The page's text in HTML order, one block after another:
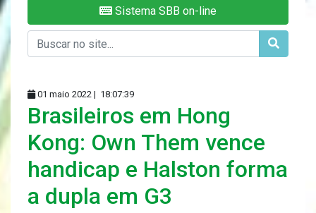
Sistema SBB on-line
01 maio 2022 | 18:07:39
Brasileiros em Hong
Kong: Own Them vence
handicap e Halston forma
a dupla em G3